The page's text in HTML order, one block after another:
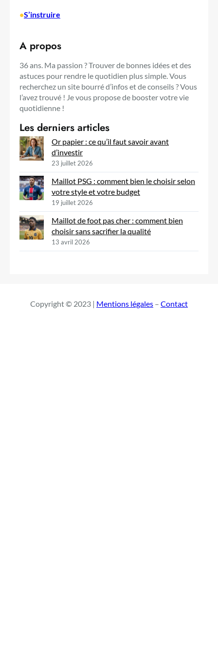
•S’instruire
A propos
36 ans. Ma passion ? Trouver de bonnes idées et des
astuces pour rendre le quotidien plus simple. Vous
recherchez un site bourré d’infos et de conseils ? Vous
l’avez trouvé ! Je vous propose de booster votre vie
quotidienne !
Les derniers articles
Or papier : ce qu’il faut savoir avant
d’investir
23 juillet 2026
Maillot PSG : comment bien le choisir selon
votre style et votre budget
19 juillet 2026
Maillot de foot pas cher : comment bien
choisir sans sacrifier la qualité
13 avril 2026
Copyright © 2023 | Mentions légales – Contact